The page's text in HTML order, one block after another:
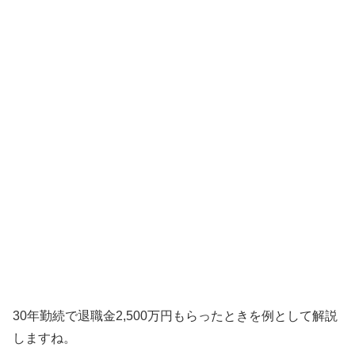
30年勤続で退職金2,500万円もらったときを例として解説
しますね。